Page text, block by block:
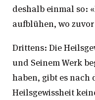
deshalb einmal so:
aufblühen, wo
Drittens: Die
und Seinem Werk
haben, gibt es nach
Heilsgewissheit